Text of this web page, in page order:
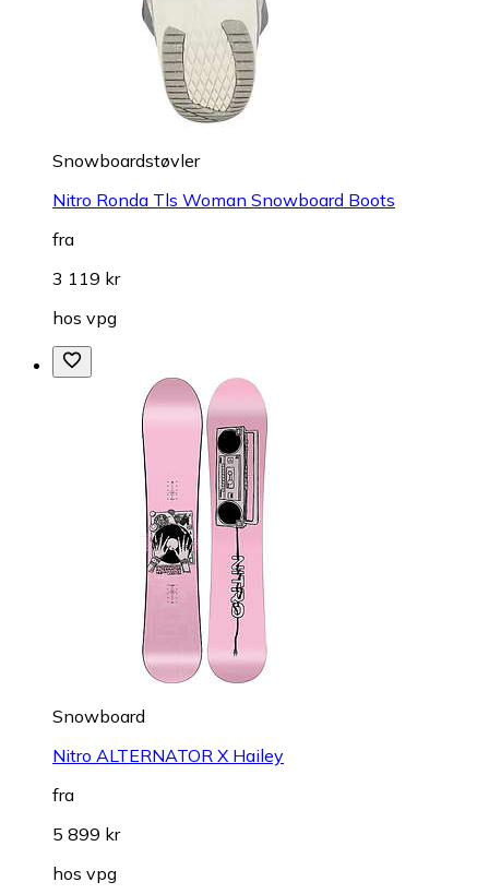
Snowboardstøvler
Nitro Ronda Tls Woman Snowboard Boots
fra
3 119 kr
hos vpg
Snowboard
Nitro ALTERNATOR X Hailey
fra
5 899 kr
hos vpg